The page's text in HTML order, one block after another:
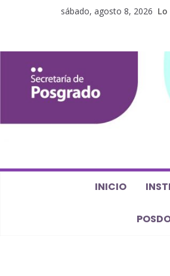
sábado, agosto 8, 2026
INICIO